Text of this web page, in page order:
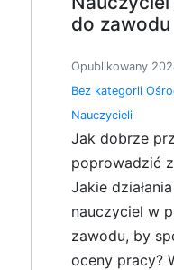
do zawodu
Opublikowany
Bez kategorii
Nauczycieli
Jak dobrze
poprowadzić
Jakie
nauczyciel w
zawodu, by
oceny pracy?